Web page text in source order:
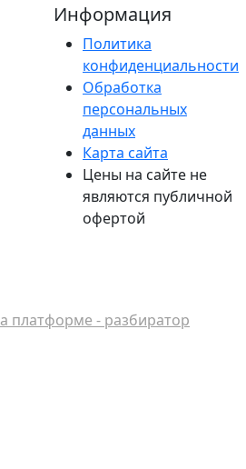
Информация
Политика
конфиденциальности
Обработка
персональных
данных
Карта сайта
Цены на сайте не
являются публичной
офертой
платформе - разбиратор